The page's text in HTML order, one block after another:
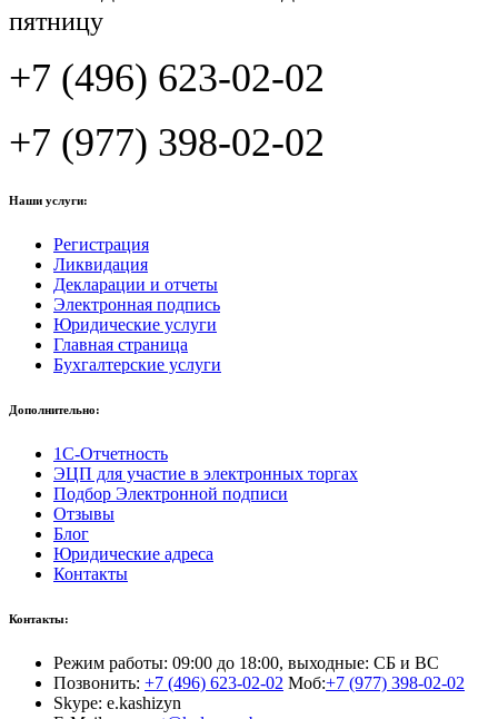
пятницу
+7 (496) 623-02-02
+7 (977) 398-02-02
Наши услуги:
Регистрация
Ликвидация
Декларации и отчеты
Электронная подпись
Юридические услуги
Главная страница
Бухгалтерские услуги
Дополнительно:
1С-Отчетность
ЭЦП для участие в электронных торгах
Подбор Электронной подписи
Отзывы
Блог
Юридические адреса
Контакты
Контакты:
Режим работы: 09:00 до 18:00, выходные: СБ и ВС
Позвонить: +7 (496) 623-02-02 Моб:+7 (977) 398-02-02
Skype: e.kashizyn